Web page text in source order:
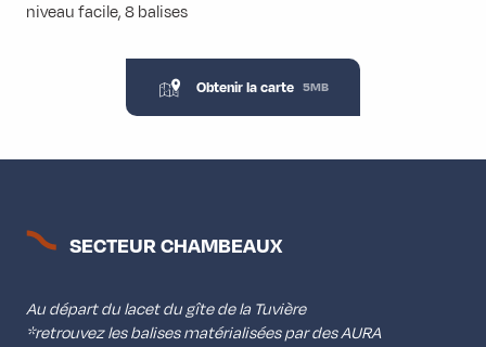
niveau facile, 8 balises
Obtenir la carte 5MB
SECTEUR CHAMBEAUX
Au départ du lacet du gîte de la Tuvière
*retrouvez les balises matérialisées par des AURA